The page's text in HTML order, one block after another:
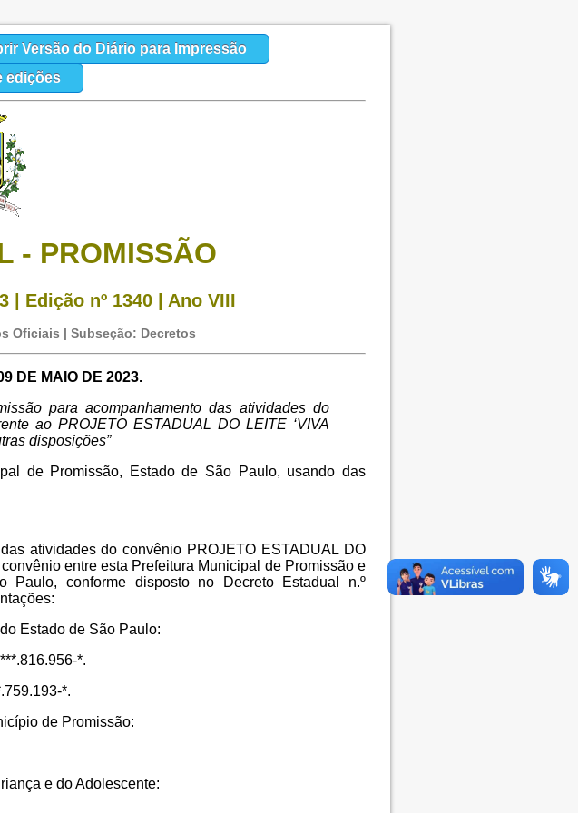
Versão do Diário para Impressão
edições
- PROMISSÃO
| Edição nº 1340 | Ano VIII
Oficiais | Subseção: Decretos
DE MAIO DE 2023.
para acompanhamento das atividades do
ao PROJETO ESTADUAL DO LEITE ‘VIVA
disposições”
de Promissão, Estado de São Paulo, usando das
atividades do convênio PROJETO ESTADUAL DO
entre esta Prefeitura Municipal de Promissão e
conforme disposto no Decreto Estadual n.º
Estado de São Paulo:
*.
*.
de Promissão:
e do Adolescente: